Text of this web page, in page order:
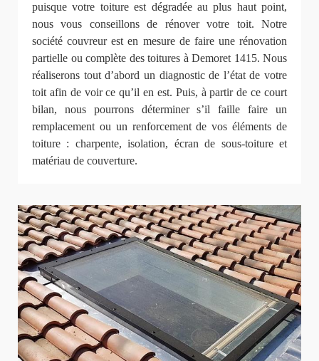
puisque votre toiture est dégradée au plus haut point,
nous vous conseillons de rénover votre toit. Notre
société couvreur est en mesure de faire une rénovation
partielle ou complète des toitures à Demoret 1415. Nous
réaliserons tout d’abord un diagnostic de l’état de votre
toit afin de voir ce qu’il en est. Puis, à partir de ce court
bilan, nous pourrons déterminer s’il faille faire un
remplacement ou un renforcement de vos éléments de
toiture : charpente, isolation, écran de sous-toiture et
matériau de couverture.